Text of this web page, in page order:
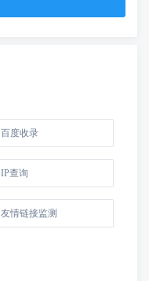
百度收录
IP查询
友情链接监测